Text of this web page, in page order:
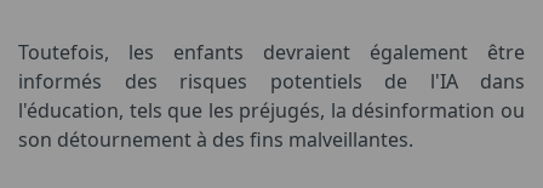
Toutefois, les enfants devraient également être
informés des risques potentiels de l'IA dans
l'éducation, tels que les préjugés, la désinformation ou
son détournement à des fins malveillantes.